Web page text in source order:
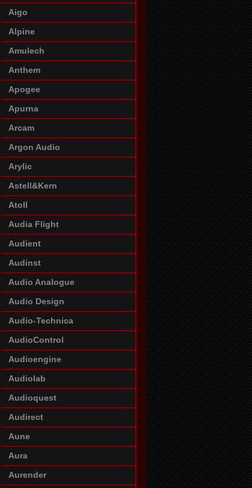
Aigo
Alpine
Amulech
Anthem
Apogee
Apurna
Arcam
Argon Audio
Arylic
Astell&Kern
Atoll
Audia Flight
Audient
Audinst
Audio Analogue
Audio Design
Audio-Technica
AudioControl
Audioengine
Audiolab
Audioquest
Audirect
Aune
Aura
Aurender